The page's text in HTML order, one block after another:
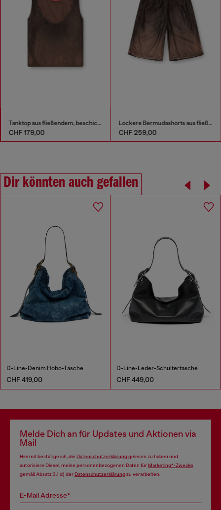
Tanktop aus fließendem, beschichtetem Denim
CHF 179,00
Lockere Bermudashorts aus fließendem, beschichtetem Denim
CHF 259,00
Dir könnten auch gefallen
D-Line-Denim Hobo-Tasche
CHF 419,00
D-Line-Leder-Schultertasche
CHF 449,00
Melde Dich an für Updates und Aktionen via
Mail
Hiermit bestätige ich, die Datenschutzerklärunggelesen zu haben und
autorisiere Diesel, meine personenbezogenen Daten fürMarketing*-Zwecke
gemäß Absatz 3.1 d) derDatenschutzerklärungzu verarbeiten.
E-Mail Adresse*